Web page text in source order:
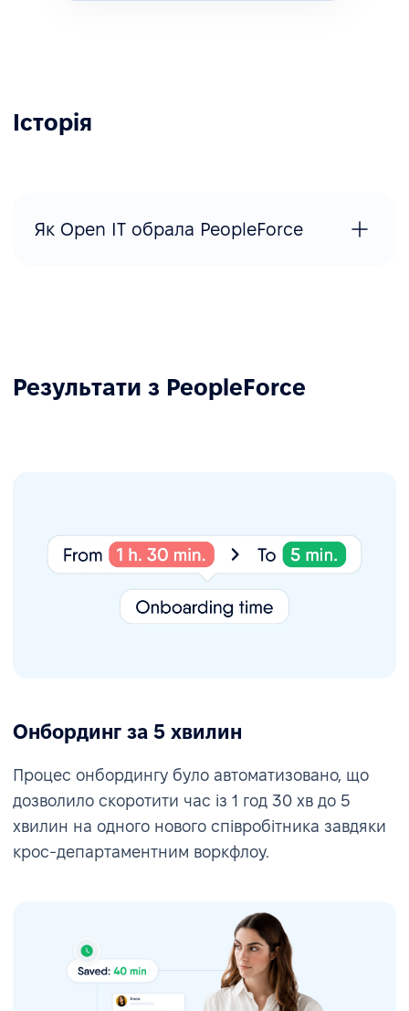
Історія
Як Open IT обрала PeopleForce
Результати з PeopleForce
Онбординг за 5 хвилин
Процес онбордингу було автоматизовано, що
дозволило скоротити час із 1 год 30 хв до 5
хвилин на одного нового співробітника завдяки
крос-департаментним воркфлоу.